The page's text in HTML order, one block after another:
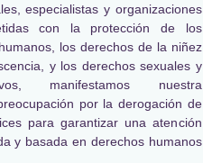
especialistas y organizaciones
con la protección de los
los derechos de la niñez
y los derechos sexuales y
manifestamos nuestra
por la derogación de
para garantizar una atención
y basada en derechos humanos